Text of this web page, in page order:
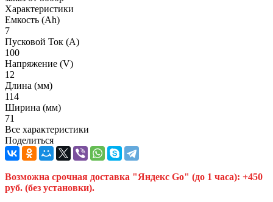
Характеристики
Емкость (Ah)
7
Пусковой Ток (A)
100
Напряжение (V)
12
Длина (мм)
114
Ширина (мм)
71
Все характеристики
Поделиться
Возможна срочная доставка "Яндекс Go" (до 1 часа): +450
руб. (без установки).